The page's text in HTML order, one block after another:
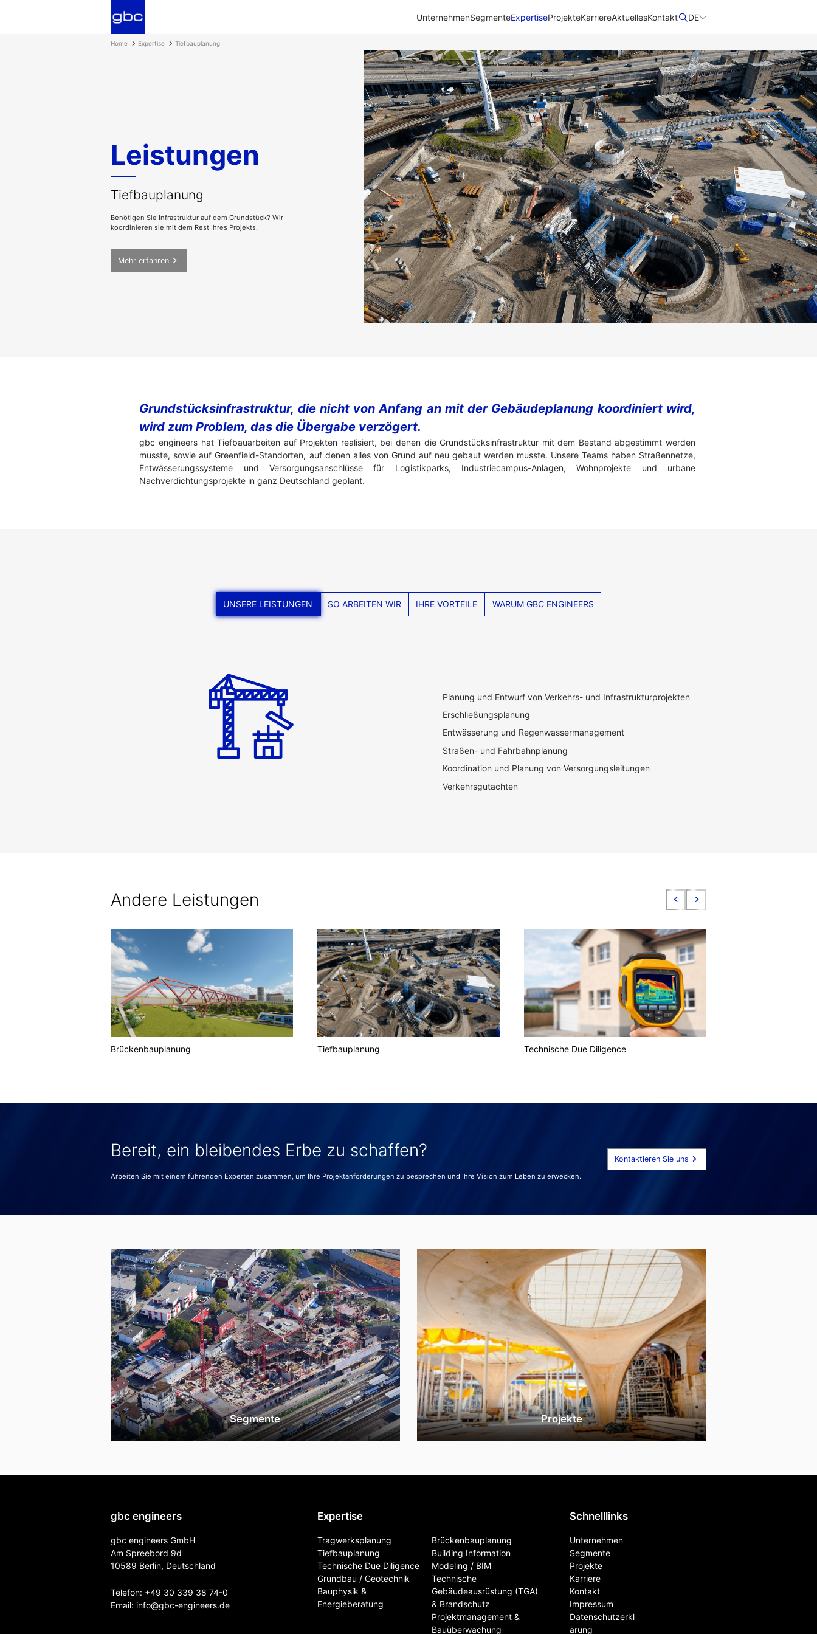
UnternehmenSegmenteExpertiseProjekteKarriereAktuellesKontakt DE
Home Expertise Tiefbauplanung
Leistungen
Tiefbauplanung
Benötigen Sie Infrastruktur auf dem Grundstück? Wir
koordinieren sie mit dem Rest Ihres Projekts.
Mehr erfahren
Grundstücksinfrastruktur, die nicht von Anfang an mit der Gebäudeplanung koordiniert wird,
wird zum Problem, das die Übergabe verzögert.
gbc engineers hat Tiefbauarbeiten auf Projekten realisiert, bei denen die Grundstücksinfrastruktur mit dem Bestand abgestimmt werden
musste, sowie auf Greenfield-Standorten, auf denen alles von Grund auf neu gebaut werden musste. Unsere Teams haben Straßennetze,
Entwässerungssysteme und Versorgungsanschlüsse für Logistikparks, Industriecampus-Anlagen, Wohnprojekte und urbane
Nachverdichtungsprojekte in ganz Deutschland geplant.
UNSERE LEISTUNGEN SO ARBEITEN WIR IHRE VORTEILE WARUM GBC ENGINEERS
Planung und Entwurf von Verkehrs- und Infrastrukturprojekten
Erschließungsplanung
Entwässerung und Regenwassermanagement
Straßen- und Fahrbahnplanung
Koordination und Planung von Versorgungsleitungen
Verkehrsgutachten
Andere Leistungen
Brückenbauplanung Tiefbauplanung Technische Due Diligence
Bereit, ein bleibendes Erbe zu schaffen?
Arbeiten Sie mit einem führenden Experten zusammen, um Ihre Projektanforderungen zu besprechen und Ihre Vision zum Leben zu erwecken.
Kontaktieren Sie uns
Segmente Projekte
gbc engineers
gbc engineers GmbH
Am Spreebord 9d
10589 Berlin, Deutschland
Telefon: +49 30 339 38 74-0
Email: info@gbc-engineers.de
Expertise
Tragwerksplanung
Tiefbauplanung
Technische Due Diligence
Grundbau / Geotechnik
Bauphysik &
Energieberatung
Brückenbauplanung
Building Information
Modeling / BIM
Technische
Gebäudeausrüstung (TGA)
& Brandschutz
Projektmanagement &
Bauüberwachung
Schnelllinks
Unternehmen
Segmente
Projekte
Karriere
Kontakt
Impressum
Datenschutzerkl
ärung